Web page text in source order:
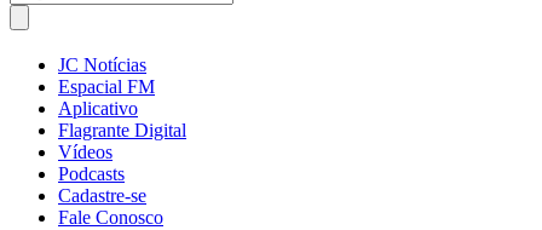
JC Notícias
Espacial FM
Aplicativo
Flagrante Digital
Vídeos
Podcasts
Cadastre-se
Fale Conosco